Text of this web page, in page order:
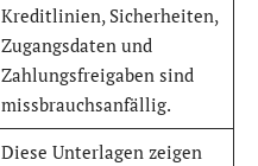
Kreditlinien, Sicherheiten,
Zugangsdaten und
Zahlungsfreigaben sind
missbrauchsanfällig.
Diese Unterlagen zeigen